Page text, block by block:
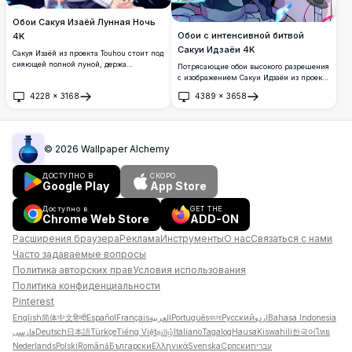
Обои Сакуя Изаёй Лунная Ночь
4K
Сакуя Изаёй из проекта Touhou стоит под
сияющей полной луной, держа
кружащимися вокруг её серебристых
4228 × 3168
Открыть
Обои с интенсивной битвой
Сакуи Идзаёи 4K
Потрясающие обои высокого разрешения
с изображением Сакуи Идзаёи из проекта
наряд горничной с синими волосами,
4389 × 3658
Открыть
© 2026 Wallpaper Alchemy
ДОСТУПНО В
Google Play
СКОРО
App Store
Доступно в
Chrome Web Store
GET THE
ADD-ON
Расширения браузераРекламаИнструментыО насСвязаться с нами
Часто задаваемые вопросы
Политика авторских правУсловия использования
Политика конфиденциальности
Pinterest
English简体中文हिन्दीEspañol Françaisالعربية PortuguêsবাংলাРусскийاردو Bahasa Indonesia
فارسی Deutsch 日本語TürkçeTiếng Việtதமிழ் ItalianoTagalog Hausa Kiswahili한국어ไทย
NederlandsPolski Română Български ΕλληνικάSvenskaСрпскиעברית